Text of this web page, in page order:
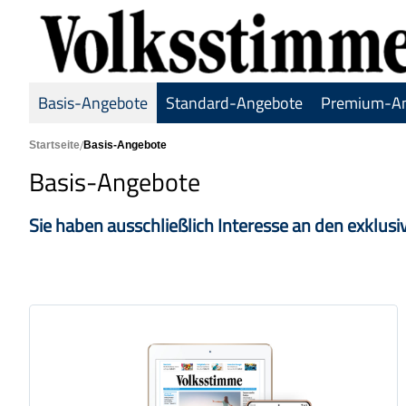
Basis-Angebote Standard-Angebote Premium-
Hauptbereich Kategorieseite
Startseite Basis-Angebote
Basis-Angebote
Sie haben ausschließlich Interesse an den
digital im Web oder in der App
7 Tage unverbindlich testen